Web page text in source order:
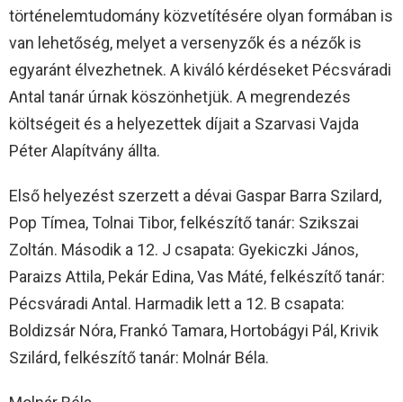
történelemtudomány közvetítésére olyan formában is
van lehetőség, melyet a versenyzők és a nézők is
egyaránt élvezhetnek. A kiváló kérdéseket Pécsváradi
Antal tanár úrnak köszönhetjük. A megrendezés
költségeit és a helyezettek díjait a Szarvasi Vajda
Péter Alapítvány állta.
Első helyezést szerzett a dévai Gaspar Barra Szilard,
Pop Tímea, Tolnai Tibor, felkészítő tanár: Szikszai
Zoltán. Második a 12. J csapata: Gyekiczki János,
Paraizs Attila, Pekár Edina, Vas Máté, felkészítő tanár:
Pécsváradi Antal. Harmadik lett a 12. B csapata:
Boldizsár Nóra, Frankó Tamara, Hortobágyi Pál, Krivik
Szilárd, felkészítő tanár: Molnár Béla.